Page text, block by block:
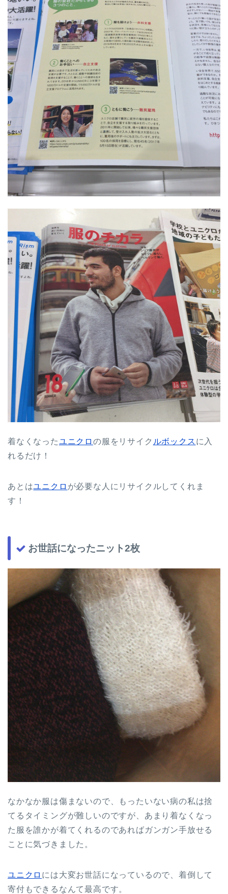
着なくなったユニクロの服をリサイク ルボックス に入
れるだけ！
あとはユニクロ が必要な人にリサイクルしてくれま
す！
お世話になったニット2枚
なかなか服は傷まないので、もったいない病の私は捨
てるタイミングが難しいのですが、あまり着なくなっ
た服を誰かが着てくれるのであればガンガン手放せる
ことに気づきました。
ユニクロ には大変お世話になっているので、着倒して
寄付もできるなんて最高です。